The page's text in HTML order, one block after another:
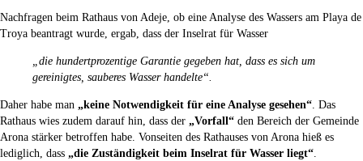
Nachfragen beim Rathaus von Adeje, ob eine Analyse des Wassers am Playa de
Troya beantragt wurde, ergab, dass der Inselrat für Wasser
„die hundertprozentige Garantie gegeben hat, dass es sich um
gereinigtes, sauberes Wasser handelte“.
Daher habe man „keine Notwendigkeit für eine Analyse gesehen“. Das
Rathaus wies zudem darauf hin, dass der „Vorfall“ den Bereich der Gemeinde
Arona stärker betroffen habe. Vonseiten des Rathauses von Arona hieß es
lediglich, dass „die Zuständigkeit beim Inselrat für Wasser liegt“.